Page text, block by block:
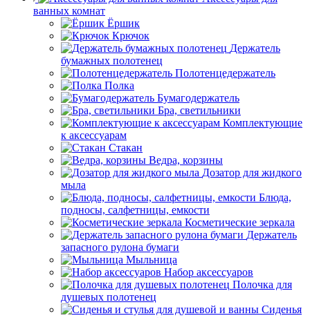
ванных комнат
Ёршик
Крючок
Держатель
бумажных полотенец
Полотенцедержатель
Полка
Бумагодержатель
Бра, светильники
Комплектующие
к аксессуарам
Стакан
Ведра, корзины
Дозатор для жидкого
мыла
Блюда,
подносы, салфетницы, емкости
Косметические зеркала
Держатель
запасного рулона бумаги
Мыльница
Набор аксессуаров
Полочка для
душевых полотенец
Сиденья